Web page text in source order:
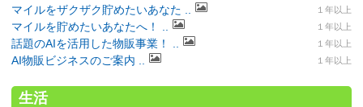
マイルをザクザク貯めたいあなた .. １年以上
マイルを貯めたいあなたへ！ .. １年以上
話題のAIを活用した物販事業！ .. １年以上
AI物販ビジネスのご案内 .. １年以上
生活